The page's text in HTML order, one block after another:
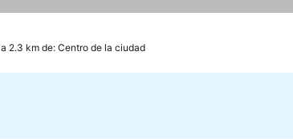
a 2.3 km de: Centro de la ciudad